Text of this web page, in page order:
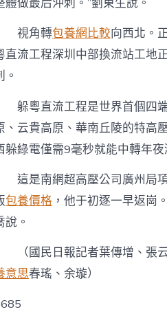
體做最后沖刺。”劉東生說。
視角轉包養網比較向西北。
直流工程深圳中部換流站工地
。
躲粵直流工程是世界首個四
、云貴高原、華南丘陵的特高
躲綠電僅需9毫秒就能中轉年夜
這是南網超高壓公司廣州局
包養價格 ，他于初逐一早返崗
說。
（國民日報記者葉傳增、
意思春瑤、余璇）